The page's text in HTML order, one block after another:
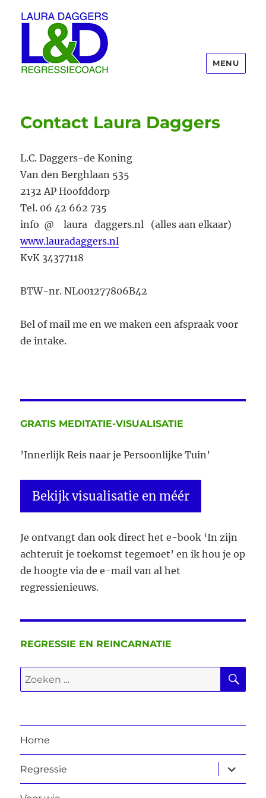
MENU
Contact Laura Daggers
L.C. Daggers-de Koning
Van den Berghlaan 535
2132 AP Hoofddorp
Tel. 06 42 662 735
info @ laura daggers.nl (alles aan elkaar)
www.lauradaggers.nl
KvK 34377118
BTW-nr. NL001277806B42
Bel of mail me en we maken een afspraak voor
de intake.
GRATIS MEDITATIE-VISUALISATIE
’Innerlijk Reis naar je Persoonlijke Tuin’
Bekijk visualisatie en méér
Je ontvangt dan ook direct het e-book ‘In zijn
achteruit je toekomst tegemoet’ en ik hou je op
de hoogte via de e-mail van al het
regressienieuws.
REGRESSIE EN REINCARNATIE
Zoeken
naar:
Home
Regressie